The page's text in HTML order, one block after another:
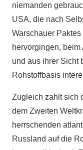
niemanden
USA, die nach
Warschauer
hervorgingen,
und aus ihrer Sicht
Rohstoffbasis
Zugleich zahlt sich
dem Zweiten
herrschenden
Russland auf die